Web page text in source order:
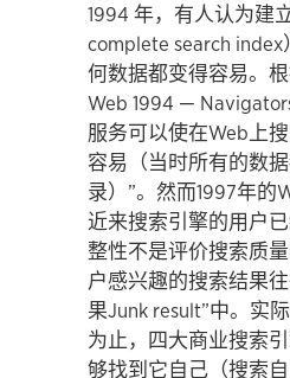
1994 年，有人认为建
complete search
何数据都变得容易。
Web 1994 —
服务可以使在Web上
容易（当时所有的数
录）”。然而1997年的
近来搜索引擎的用户
整性不是评价搜索质
户感兴趣的搜索结果
果Junk result”中。实际
为止，四大商业搜索
够找到它自己（搜索